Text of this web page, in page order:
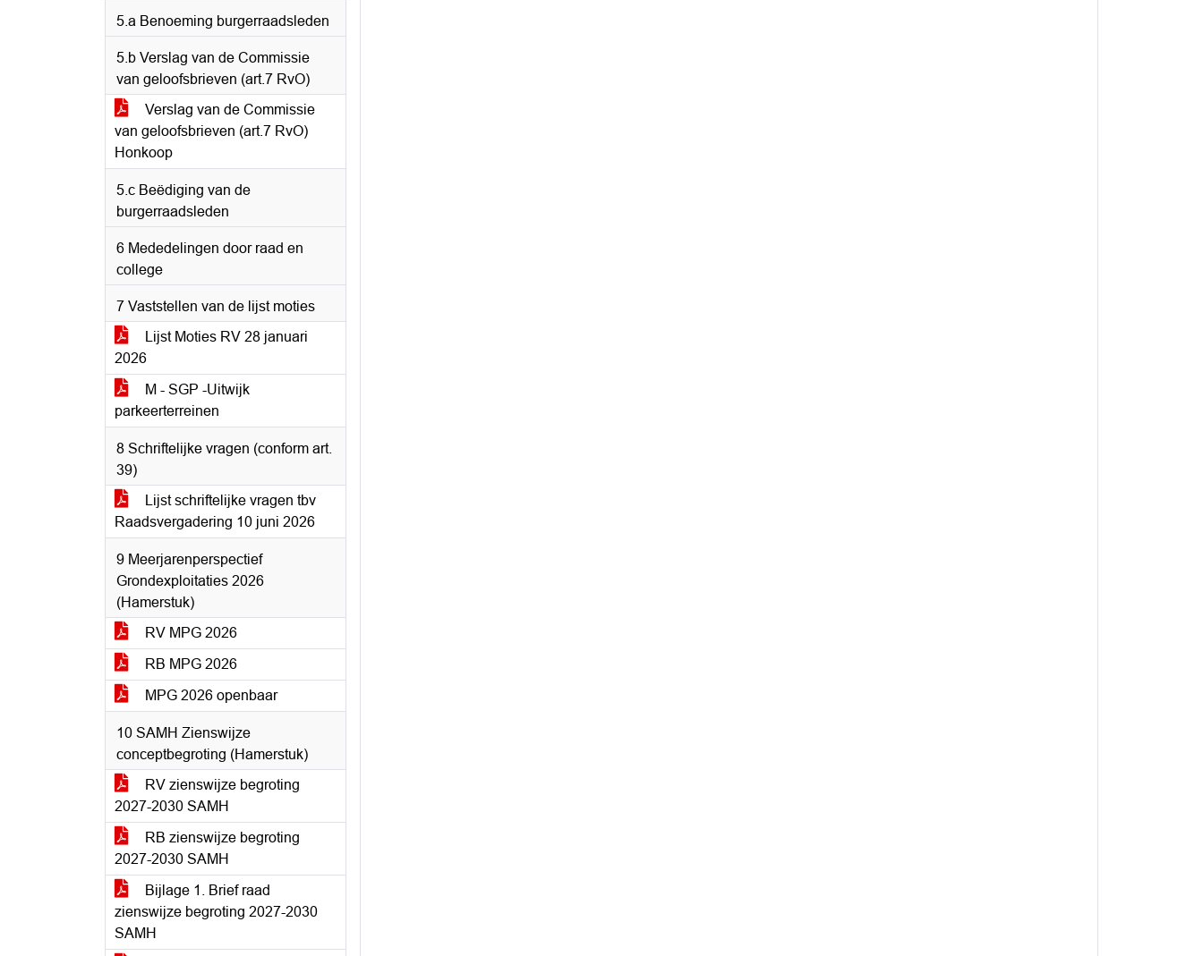
5.a Benoeming burgerraadsleden
5.b Verslag van de Commissie
van geloofsbrieven (art.7 RvO)
Verslag van de Commissie
van geloofsbrieven (art.7 RvO)
Honkoop
5.c Beëdiging van de
burgerraadsleden
6 Mededelingen door raad en
college
7 Vaststellen van de lijst moties
Lijst Moties RV 28 januari
2026
M - SGP -Uitwijk
parkeerterreinen
8 Schriftelijke vragen (conform art.
39)
Lijst schriftelijke vragen tbv
Raadsvergadering 10 juni 2026
9 Meerjarenperspectief
Grondexploitaties 2026
(Hamerstuk)
RV MPG 2026
RB MPG 2026
MPG 2026 openbaar
10 SAMH Zienswijze
conceptbegroting (Hamerstuk)
RV zienswijze begroting
2027-2030 SAMH
RB zienswijze begroting
2027-2030 SAMH
Bijlage 1. Brief raad
zienswijze begroting 2027-2030
SAMH